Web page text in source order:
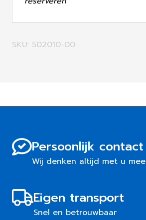
SKU: 502010-00
Persoonlijk contact
Wij denken altijd met u mee
Eigen transport
Snel en betrouwbaar